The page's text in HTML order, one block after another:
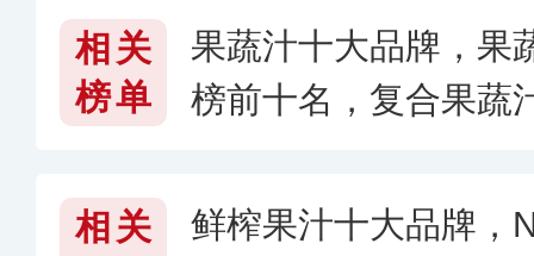
相关
榜单
果蔬汁十大品牌，果
榜前十名，复合果蔬
相关 鲜榨果汁十大品牌，